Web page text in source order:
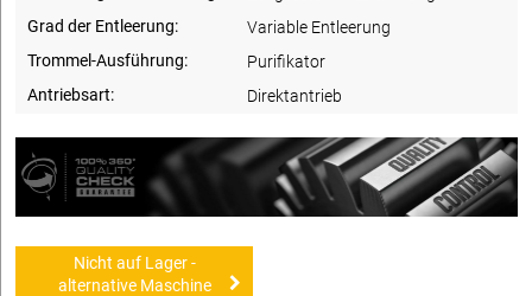
Grad der Entleerung:
Variable Entleerung
Trommel-Ausführung:
Purifikator
Antriebsart:
Direktantrieb
Nicht auf Lager -
alternative Maschine